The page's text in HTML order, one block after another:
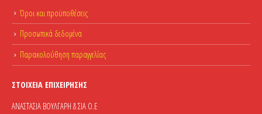
Όροι και προϋποθέσεις
Προσωπικά δεδομένα
Παρακολούθηση παραγγελίας
ΣΤΟΙΧΕΊΑ ΕΠΙΧΕΊΡΗΣΗΣ
ΑΝΑΣΤΑΣΙΑ ΒΟΥΛΓΑΡΗ & ΣΙΑ Ο.Ε